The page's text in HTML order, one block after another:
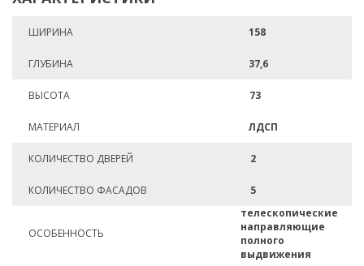
ШИРИНА 158
ГЛУБИНА 37,6
ВЫСОТА 73
МАТЕРИАЛ ЛДСП
КОЛИЧЕСТВО ДВЕРЕЙ 2
КОЛИЧЕСТВО ФАСАДОВ 5
ОСОБЕННОСТЬ
телескопические
направляющие
полного
выдвижения